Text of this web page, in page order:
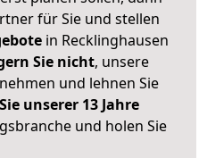
für Sie und stellen
in Recklinghausen
Sie nicht, unsere
und lehnen Sie
unserer 13 Jahre
und holen Sie